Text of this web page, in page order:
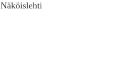
Näköislehti